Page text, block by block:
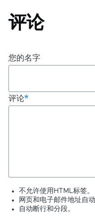
评论
您的名字
评论
不允许使用HTML标签。
网页和电子邮件地址自
自动断行和分段。